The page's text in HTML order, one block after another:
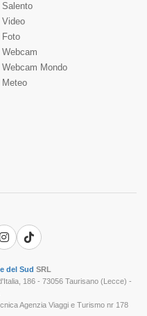
Salento
Video
Foto
Webcam
Webcam Mondo
Meteo
Instagram
TikTok
del Sud SRL
186 - 73056 Taurisano (Lecce) -
Agenzia Viaggi e Turismo nr 178